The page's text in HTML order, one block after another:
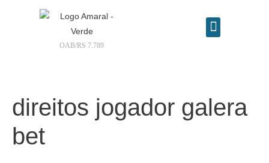
OAB/RS 7.789
direitos jogador galera
bet